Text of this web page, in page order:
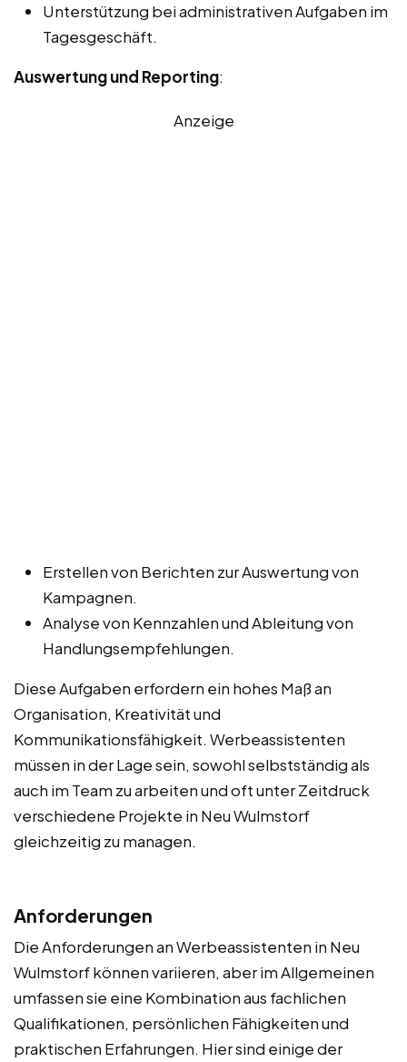
Unterstützung bei administrativen Aufgaben im
Tagesgeschäft.
Auswertung und Reporting:
Anzeige
Erstellen von Berichten zur Auswertung von
Kampagnen.
Analyse von Kennzahlen und Ableitung von
Handlungsempfehlungen.
Diese Aufgaben erfordern ein hohes Maß an
Organisation, Kreativität und
Kommunikationsfähigkeit. Werbeassistenten
müssen in der Lage sein, sowohl selbstständig als
auch im Team zu arbeiten und oft unter Zeitdruck
verschiedene Projekte in Neu Wulmstorf
gleichzeitig zu managen.
Anforderungen
Die Anforderungen an Werbeassistenten in Neu
Wulmstorf können variieren, aber im Allgemeinen
umfassen sie eine Kombination aus fachlichen
Qualifikationen, persönlichen Fähigkeiten und
praktischen Erfahrungen. Hier sind einige der